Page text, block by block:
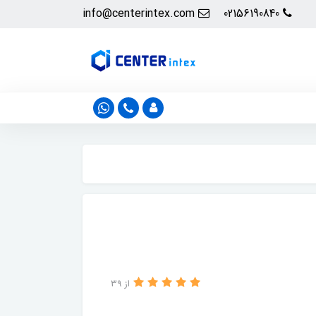
02156190840
info@centerintex.com
از 39